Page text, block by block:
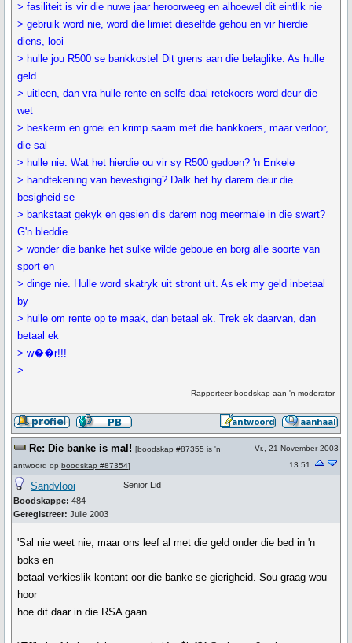
> fasiliteit is vir die nuwe jaar heroorweeg en alhoewel dit eintlik nie
> gebruik word nie, word die limiet dieselfde gehou en vir hierdie
diens, looi
> hulle jou R500 se bankkoste! Dit grens aan die belaglike. As hulle
geld
> uitleen, dan vra hulle rente en selfs daai retekoers word deur die
wet
> beskerm en groei en krimp saam met die bankkoers, maar verloor,
die sal
> hulle nie. Wat het hierdie ou vir sy R500 gedoen? 'n Enkele
> handtekening van bevestiging? Dalk het hy darem deur die
besigheid se
> bankstaat gekyk en gesien dis darem nog meermale in die swart?
G'n bleddie
> wonder die banke het sulke wilde geboue en borg alle soorte van
sport en
> dinge nie. Hulle word skatryk uit stront uit. As ek my geld inbetaal
by
> hulle om rente op te maak, dan betaal ek. Trek ek daarvan, dan
betaal ek
> w��r!!!
>
Rapporteer boodskap aan 'n moderator
Re: Die banke is mal! [boodskap #87355 is 'n
antwoord op boodskap #87354]
Vr., 21 November 2003
13:51
Sandvlooi
Boodskappe: 484
Geregistreer: Julie 2003
Senior Lid
'Sal nie weet nie, maar ons leef al met die geld onder die bed in 'n
boks en
betaal verkieslik kontant oor die banke se gierigheid. Sou graag wou
hoor
hoe dit daar in die RSA gaan.